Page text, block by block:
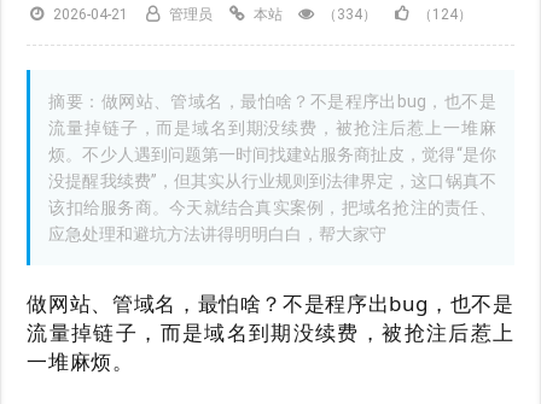
2026-04-21 管理员 本站 （334） （124）
摘要：做网站、管域名，最怕啥？不是程序出bug，也不是
流量掉链子，而是域名到期没续费，被抢注后惹上一堆麻
烦。不少人遇到问题第一时间找建站服务商扯皮，觉得“是你
没提醒我续费”，但其实从行业规则到法律界定，这口锅真不
该扣给服务商。今天就结合真实案例，把域名抢注的责任、
应急处理和避坑方法讲得明明白白，帮大家守
做网站、管域名，最怕啥？不是程序出bug，也不是
流量掉链子，而是域名到期没续费，被抢注后惹上
一堆麻烦。